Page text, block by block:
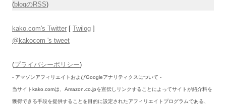
(blogのRSS)
kako.com's Twitter [ Twilog ]
@kakocom 's tweet
(プライバシーポリシー)
- アマゾンアフィリエイトおよびGoogleアナリティクスについて -
当サイトkako.comは、Amazon.co.jpを宣伝しリンクすることによってサイトが紹介料を
獲得できる手段を提供することを目的に設定されたアフィリエイトプログラムである、